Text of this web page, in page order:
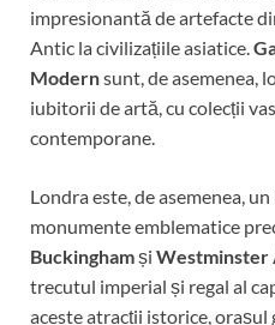
impresionantă de artefacte
Antic la civilizațiile asiatice.
Modernsunt, de asemenea,
iubitorii de artă, cu colecții
contemporane.
Londra este, de asemenea,
monumente emblematice
Buckinghamși Westminster
trecutul imperial și regal al
aceste atracții istorice,